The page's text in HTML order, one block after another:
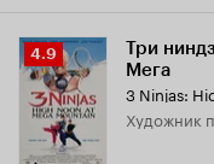
Рейтинг
Кинопоиска
4.9
4.9
Три
Мега
3 Ninjas:
Художник